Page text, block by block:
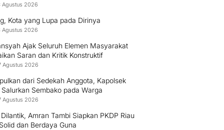
Agustus 2026
Kota yang Lupa pada Dirinya
Agustus 2026
Ajak Seluruh Elemen Masyarakat
Saran dan Kritik Konstruktif
Agustus 2026
dari Sedekah Anggota, Kapolsek
Sembako pada Warga
Agustus 2026
Amran Tambi Siapkan PKDP Riau
dan Berdaya Guna